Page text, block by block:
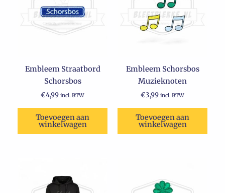
Embleem Straatbord
Schorsbos
€4,99 incl. BTW
Toevoegen aan
winkelwagen
Embleem Schorsbos
Muzieknoten
€3,99 incl. BTW
Toevoegen aan
winkelwagen
was:
€65,75.
is:
€49,99.
product
heeft